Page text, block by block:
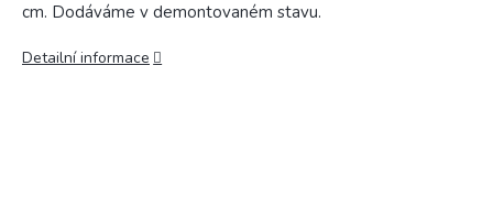
cm. Dodáváme v demontovaném stavu.
Detailní informace